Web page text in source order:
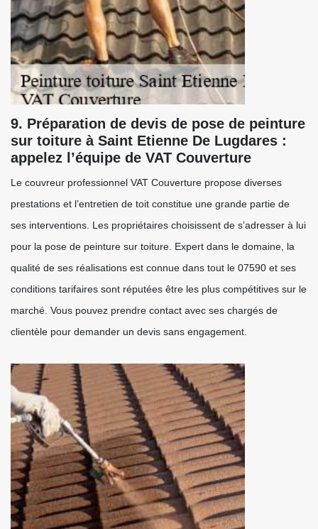
9. Préparation de devis de pose de peinture
sur toiture à Saint Etienne De Lugdares :
appelez l’équipe de VAT Couverture
Le couvreur professionnel VAT Couverture propose diverses
prestations et l’entretien de toit constitue une grande partie de
ses interventions. Les propriétaires choisissent de s’adresser à lui
pour la pose de peinture sur toiture. Expert dans le domaine, la
qualité de ses réalisations est connue dans tout le 07590 et ses
conditions tarifaires sont réputées être les plus compétitives sur le
marché. Vous pouvez prendre contact avec ses chargés de
clientèle pour demander un devis sans engagement.